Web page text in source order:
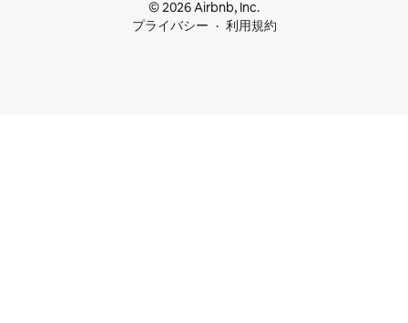
© 2026 Airbnb, Inc.
プライバシー
利用規約